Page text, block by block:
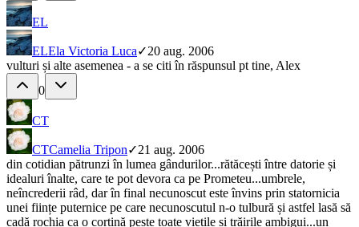
EL
ELEla Victoria Luca✓20 aug. 2006
vulturi și alte asemenea - a se citi în răspunsul pt tine, Alex
0
CT
CTCamelia Tripon✓21 aug. 2006
din cotidian pătrunzi în lumea gândurilor...rătăcești între datorie și
idealuri înalte, care te pot devora ca pe Prometeu...umbrele,
neîncrederii râd, dar în final necunoscut este învins prin statornicia
unei ființe puternice pe care necunoscutul n-o tulbură și astfel lasă să
cadă rochia ca o cortină peste toate viețile și trăirile ambigui...un